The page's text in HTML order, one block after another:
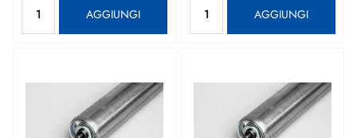
AGGIUNGI AGGIUNGI